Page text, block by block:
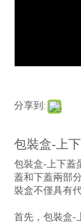
分享到:
包裝盒-上
包裝盒-上下蓋
蓋和下蓋兩部
裝盒不僅具有
首先，包裝盒-